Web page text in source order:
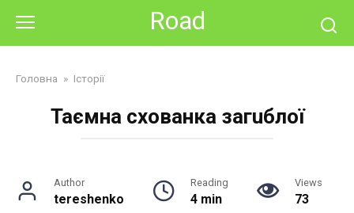
content
Road
Головна » Історії
Таємна схованка загuблoї
Author
tereshenko
Reading
4 min
Views
73